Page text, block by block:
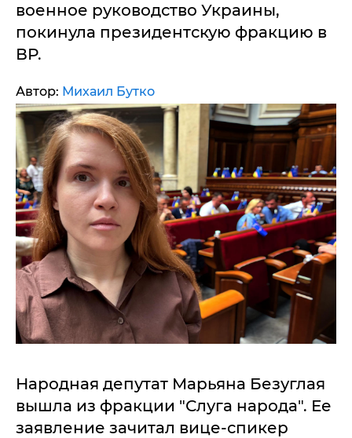
военное руководство Украины,
покинула президентскую фракцию в
ВР.
Автор: Михаил Бутко
Народная депутат Марьяна Безуглая
вышла из фракции "Слуга народа". Ее
заявление зачитал вице-спикер